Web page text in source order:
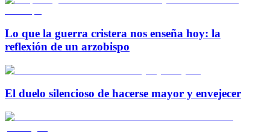
Lo que la guerra cristera nos enseña hoy: la
reflexión de un arzobispo
El duelo silencioso de hacerse mayor y envejecer